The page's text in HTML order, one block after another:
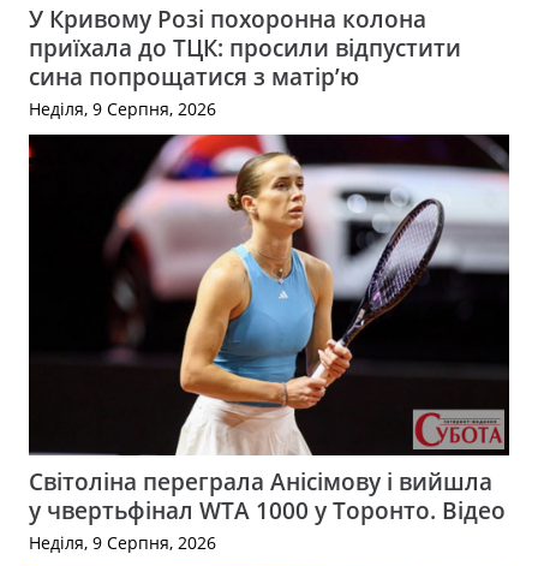
У Кривому Розі похоронна колона
приїхала до ТЦК: просили відпустити
сина попрощатися з матір’ю
Неділя, 9 Серпня, 2026
Світоліна переграла Анісімову і вийшла
у чвертьфінал WTA 1000 у Торонто. Відео
Неділя, 9 Серпня, 2026